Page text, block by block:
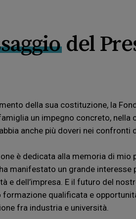
del
della sua costituzione, la
un impegno concreto, nella
anche più doveri nei confronti
è dedicata alla memoria di
ha manifestato un grande
e dell’impresa. E il futuro del
qualificata e
fra industria e università.